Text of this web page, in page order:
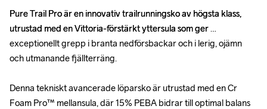
Pure Trail Pro är en innovativ trailrunningsko av högsta klass,
utrustad med en Vittoria-förstärkt yttersula som ger
exceptionellt grepp i branta nedförsbackar och i lerig, ojämn
och utmanande fjällterräng.
Denna tekniskt avancerade löparsko är utrustad med en Cr
Foam Pro™ mellansula, där 15% PEBA bidrar till optimal balans
Pure Trail Pro är en innovativ trailrunningsko av högsta klass,
utrustad med en Vittoria-förstärkt yttersula som ger
exceptionellt grepp i branta nedförsbackar och i lerig, ojämn
och utmanande fjällterräng.
Denna tekniskt avancerade löparsko är utrustad med en Cr
Foam Pro™ mellansula, där 15% PEBA bidrar till optimal balans